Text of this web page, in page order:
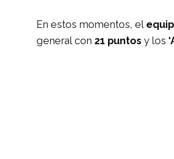
En estos momentos, el
general con 21 puntos y los